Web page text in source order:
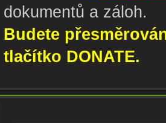
dokumentů a záloh.
Budete
tlačítko DONATE.